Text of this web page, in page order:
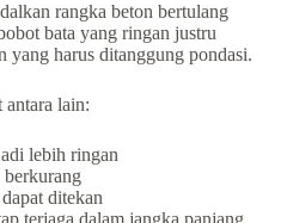
rangka beton bertulang
bata yang ringan justru
yang harus ditanggung pondasi.
antara lain:
lebih ringan
berkurang
ditekan